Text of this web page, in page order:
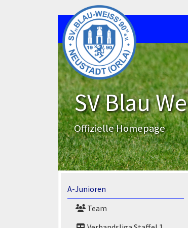
SV Blau
Offizielle Homepage
A-Junioren
Team